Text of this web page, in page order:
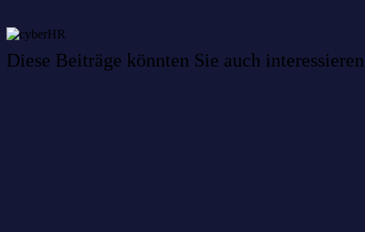
Diese Beiträge könnten Sie auch